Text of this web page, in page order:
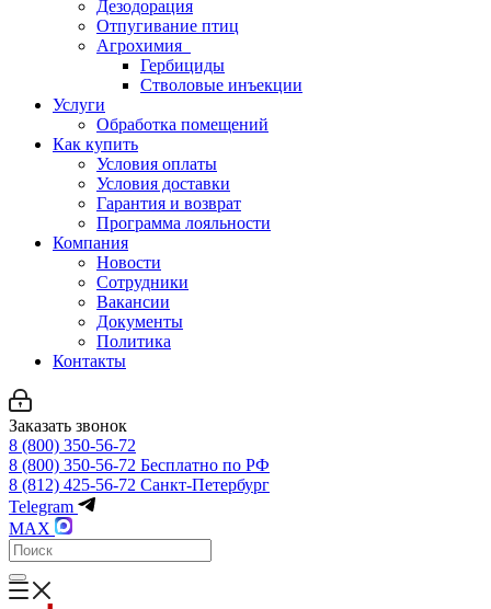
Дезодорация
Отпугивание птиц
Агрохимия
Гербициды
Стволовые инъекции
Услуги
Обработка помещений
Как купить
Условия оплаты
Условия доставки
Гарантия и возврат
Программа лояльности
Компания
Новости
Сотрудники
Вакансии
Документы
Политика
Контакты
Заказать звонок
8 (800) 350-56-72
8 (800) 350-56-72 Бесплатно по РФ
8 (812) 425-56-72 Санкт-Петербург
Telegram
MAX